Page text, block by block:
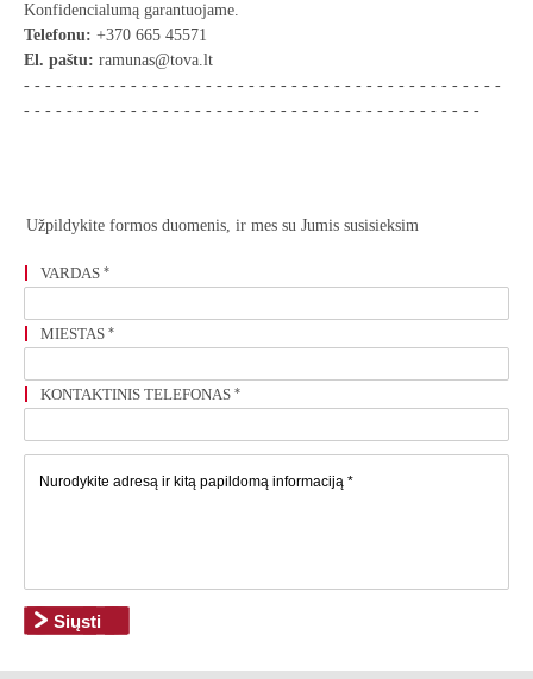
Konfidencialumą garantuojame.
Telefonu: +370 665 45571
El. paštu: ramunas@tova.lt
- - - - - - - - - - - - - - - - - - - - - - - - - - - - - - - - - - - - - - - - - - - - -
- - - - - - - - - - - - - - - - - - - - - - - - - - - - - - - - - - - - - - - - - - -
Užpildykite formos duomenis, ir mes su Jumis susisieksim
VARDAS *
MIESTAS *
KONTAKTINIS TELEFONAS *